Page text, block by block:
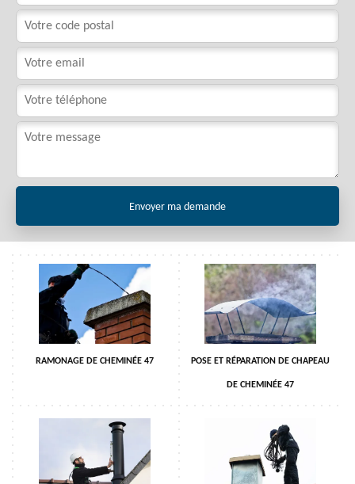
RAMONAGE DE CHEMINÉE 47 POSE ET RÉPARATION DE CHAPEAU
DE CHEMINÉE 47